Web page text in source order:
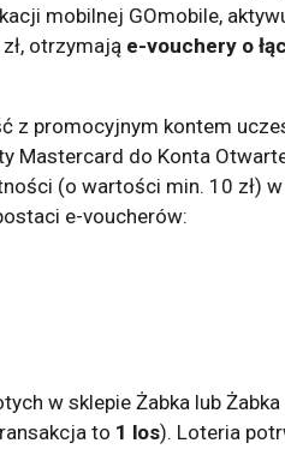
mobilnej GOmobile,
otrzymają e-vouchery o
z promocyjnym kontem
Mastercard do Konta
(o wartości min. 10 zł)
e-voucherów:
w sklepie Żabka lub Żabka
to 1 los). Loteria